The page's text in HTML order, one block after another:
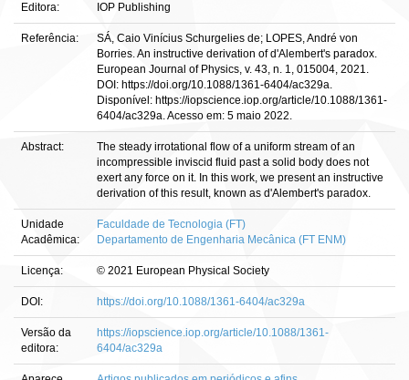
Editora: IOP Publishing
Referência:
SÁ, Caio Vinícius Schurgelies de; LOPES, André von
Borries. An instructive derivation of d'Alembert's paradox.
European Journal of Physics, v. 43, n. 1, 015004, 2021.
DOI: https://doi.org/10.1088/1361-6404/ac329a.
Disponível: https://iopscience.iop.org/article/10.1088/1361-
6404/ac329a. Acesso em: 5 maio 2022.
Abstract:
The steady irrotational flow of a uniform stream of an
incompressible inviscid fluid past a solid body does not
exert any force on it. In this work, we present an instructive
derivation of this result, known as d'Alembert's paradox.
Unidade
Acadêmica:
Faculdade de Tecnologia (FT)
Departamento de Engenharia Mecânica (FT ENM)
Licença: © 2021 European Physical Society
DOI: https://doi.org/10.1088/1361-6404/ac329a
Versão da
editora:
https://iopscience.iop.org/article/10.1088/1361-
6404/ac329a